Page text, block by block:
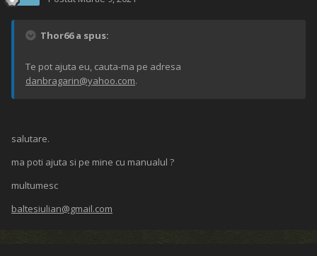
Thor66 a spus:
Te pot ajuta eu, cauta-ma pe adresa
danbragarin@yahoo.com.
salutare.
ma poti ajuta si pe mine cu manualul ?
multumesc
baltesiulian@gmail.com